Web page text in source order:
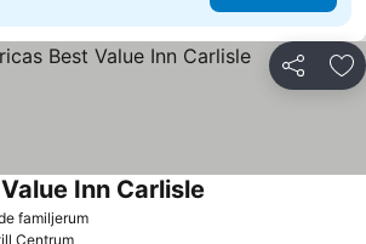
Dela
familjerum
Inn Carlisle
Centrum